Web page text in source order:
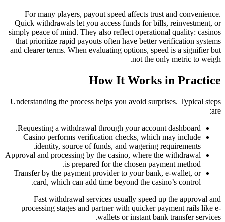
For many players, payout speed affects trust and convenience.
Quick withdrawals let you access funds for bills, reinvestment, or
simply peace of mind. They also reflect operational quality: casinos
that prioritize rapid payouts often have better verification systems
and clearer terms. When evaluating options, speed is a signifier but
not the only metric to weigh.
How It Works in Practice
Understanding the process helps you avoid surprises. Typical steps
are:
Requesting a withdrawal through your account dashboard.
Casino performs verification checks, which may include
identity, source of funds, and wagering requirements.
Approval and processing by the casino, where the withdrawal
is prepared for the chosen payment method.
Transfer by the payment provider to your bank, e-wallet, or
card, which can add time beyond the casino’s control.
Fast withdrawal services usually speed up the approval and
processing stages and partner with quicker payment rails like e-
wallets or instant bank transfer services.